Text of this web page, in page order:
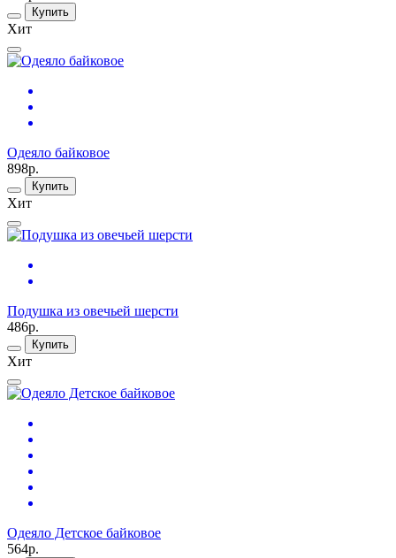
Купить
Хит
Одеяло байковое
898р.
Купить
Хит
Подушка из овечьей шерсти
486р.
Купить
Хит
Одеяло Детское байковое
564р.